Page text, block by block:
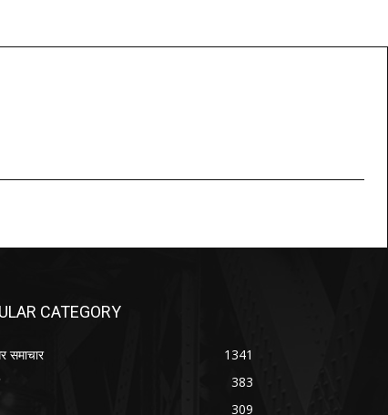
CATEGORY
समाचार
1341
383
309